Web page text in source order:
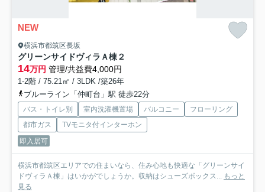
NEW
横浜市都筑区長坂
グリーンサイドヴィラＡ棟２
14万円 管理/共益費4,000円
1-2階 / 75.21㎡ / 3LDK /築26年
ブルーライン「仲町台」駅 徒歩22分
バス・トイレ別 室内洗濯機置場 バルコニー
フローリング
都市ガス
TVモニタ付インターホン
即入居可
横浜市都筑区エリアでの住まいなら、住み心地も快適な「グリーンサイ
ドヴィラＡ棟」はいかがでしょうか。収納はシューズボックス... もっと
見る